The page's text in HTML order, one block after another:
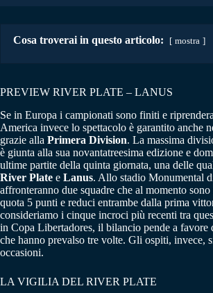
Cosa troverai in questo articolo: mostra
PREVIEW RIVER PLATE – LANUS
Se in Europa i campionati sono finiti e
America invece lo spettacolo è garantito anche
grazie alla Primera Division. La massima
è giunta alla sua novantatreesima edizione e
ultime partite della quinta giornata, una delle
River Plate e Lanus. Allo stadio Monumental
affronteranno due squadre che al momento
quota 5 punti e reduci entrambe dalla prima
consideriamo i cinque incroci più recenti tra
in Copa Libertadores, il bilancio pende a favore
che hanno prevalso tre volte. Gli ospiti, invece,
occasioni.
LA VIGILIA DEL RIVER PLATE